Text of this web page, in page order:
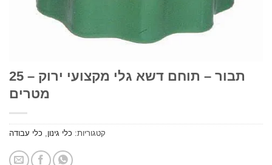
תבור – תוחם דשא גלי מקצועי ירוק – 25
מטרים
קטגוריות:כלי גינון,כלי עבודה